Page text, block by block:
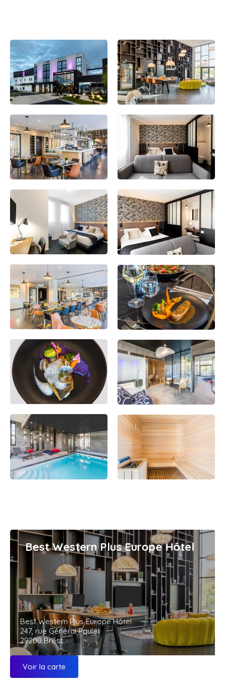
Best Western Plus Europe Hôtel
Best Western Plus Europe Hôtel
247, rue Général Paulet
29200 Brest
Voir la carte